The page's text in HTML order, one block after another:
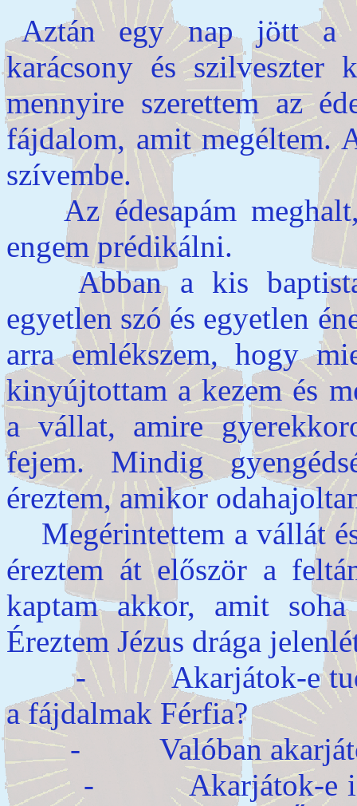
Aztán egy nap jött a
karácsony és szilveszter
mennyire szerettem az
fájdalom, amit megéltem.
szívembe.
Az édesapám
engem prédikálni.
Abban a kis baptista
egyetlen szó és egyetlen
arra emlékszem, hogy
kinyújtottam a kezem és
a vállat, amire
fejem. Mindig
éreztem, amikor
Megérintettem a vállát
éreztem át először a
kaptam akkor, amit
Éreztem Jézus drága
- Akarjátok-e tudni,
a fájdalmak Férfia?
- Valóban
- Akarjátok-e igazán